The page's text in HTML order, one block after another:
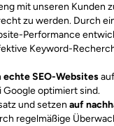
mit unseren Kunden
zu werden. Durch
Performance
Keyword-
echte SEO-Websites
Google optimiert sind.
und setzen auf
regelmäßige